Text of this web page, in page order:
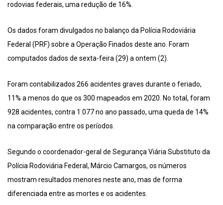
rodovias federais, uma redução de 16%.
Os dados foram divulgados no balanço da Polícia Rodoviária
Federal (PRF) sobre a Operação Finados deste ano. Foram
computados dados de sexta-feira (29) a ontem (2).
Foram contabilizados 266 acidentes graves durante o feriado,
11% a menos do que os 300 mapeados em 2020. No total, foram
928 acidentes, contra 1.077 no ano passado, uma queda de 14%
na comparação entre os períodos.
Segundo o coordenador-geral de Segurança Viária Substituto da
Polícia Rodoviária Federal, Márcio Camargos, os números
mostram resultados menores neste ano, mas de forma
diferenciada entre as mortes e os acidentes.